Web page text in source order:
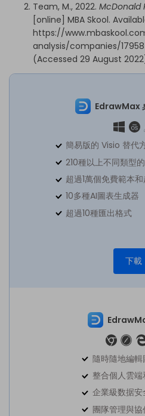
Team, M., 2022. McDonald
[online] MBA Skool.
https://
analysis/companies/
(Accessed 29 August
EdrawMax
簡易版的 Visio 替代
210種以上不同類型
超過1萬個免費範本
10多種AI圖表生成器
超過10種匯出格式
下載
隨時隨地編輯
整合個人雲
企業級数据安
團隊管理與協